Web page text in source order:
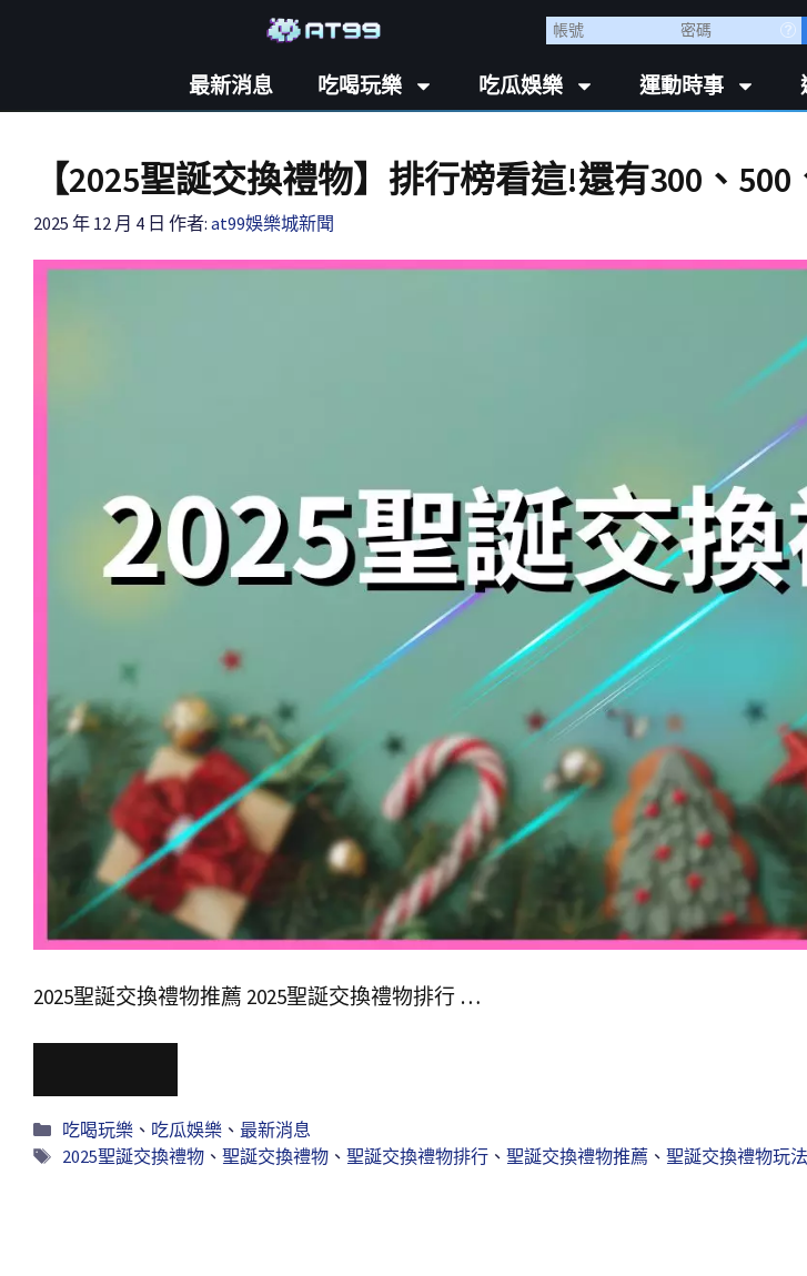
最新消息 吃喝玩樂 吃瓜娛樂 運動時事
【2025聖誕交換禮物】排行榜看這!還有300、
2025 年 12 月 4 日 作者: at99娛樂城新聞
2025聖誕交換禮物推薦 2025聖誕交換禮物排行 …
吃喝玩樂、 吃瓜娛樂、 最新消息
2025聖誕交換禮物、 聖誕交換禮物、 聖誕交換禮物排行、 聖誕交換禮物推薦、 聖誕交換禮物玩法